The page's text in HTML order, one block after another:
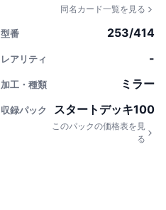
同名カード一覧を見る
型番 253/414
レアリティ -
加工・種類 ミラー
収録パック スタートデッキ100
このパックの価格表を見
る